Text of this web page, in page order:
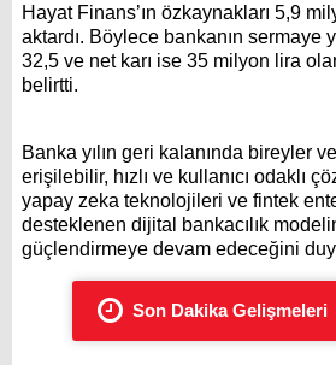
Hayat Finans’ın özkaynakları 5,9
aktardı. Böylece bankanın sermaye
32,5 ve net karı ise 35 milyon lira
belirtti.
Banka yılın geri kalanında bireyler
erişilebilir, hızlı ve kullanıcı odaklı
yapay zeka teknolojileri ve fintek
desteklenen dijital bankacılık
güçlendirmeye devam edeceğini
Son Dakika Gelişmeleri